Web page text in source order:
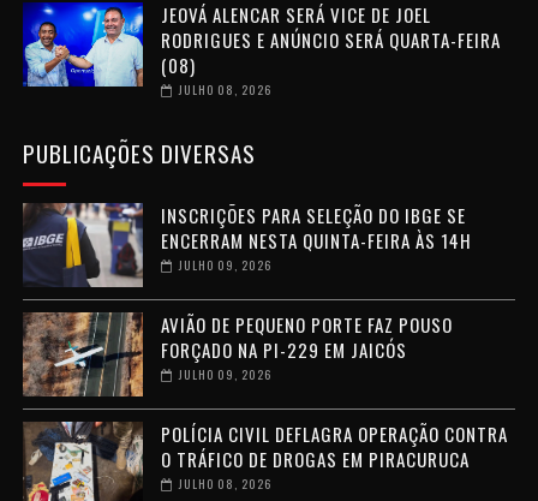
JEOVÁ ALENCAR SERÁ VICE DE JOEL
RODRIGUES E ANÚNCIO SERÁ QUARTA-FEIRA
(08)
JULHO 08, 2026
PUBLICAÇÕES DIVERSAS
INSCRIÇÕES PARA SELEÇÃO DO IBGE SE
ENCERRAM NESTA QUINTA-FEIRA ÀS 14H
JULHO 09, 2026
AVIÃO DE PEQUENO PORTE FAZ POUSO
FORÇADO NA PI-229 EM JAICÓS
JULHO 09, 2026
POLÍCIA CIVIL DEFLAGRA OPERAÇÃO CONTRA
O TRÁFICO DE DROGAS EM PIRACURUCA
JULHO 08, 2026